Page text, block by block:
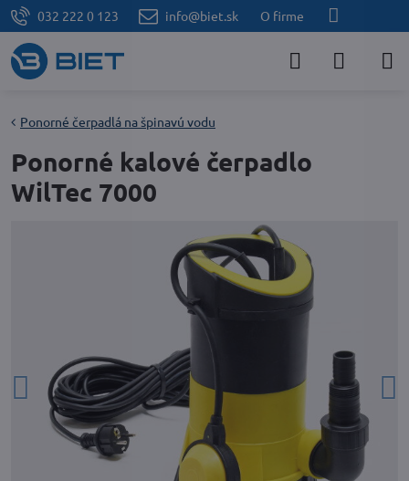
032 222 0 123 info@biet.sk O firme
Ponorné čerpadlá na špinavú vodu
Ponorné kalové čerpadlo
WilTec 7000